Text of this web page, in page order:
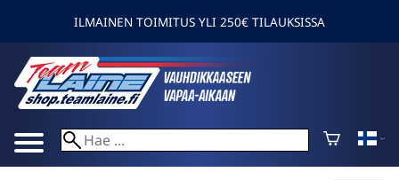
ILMAINEN TOIMITUS YLI 250€ TILAUKSISSA